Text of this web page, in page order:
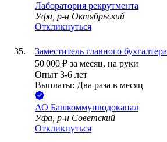
Лаборатория рекрутмента
Уфа, р-н Октябрьский
Откликнуться
Заместитель главного бухгалтера
50 000 ₽ за месяц, на руки
Опыт 3-6 лет
Выплаты: Два раза в месяц
АО Башкоммунводоканал
Уфа, р-н Советский
Откликнуться